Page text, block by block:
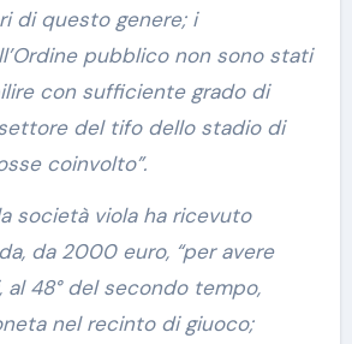
di questo genere; i
pubblico non sono stati
con sufficiente grado di
del tifo dello stadio di
coinvolto”.
società viola ha ricevuto
da 2000 euro, “per avere
48° del secondo tempo,
nel recinto di giuoco;